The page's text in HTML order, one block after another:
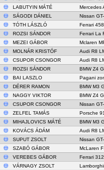
LABUTYIN MÁTÉ
Mercedes
SÁGODI DÁNIEL
Nissan
TÓTH LÁSZLÓ
Ferrari
ROZSI SÁNDOR
Ferrari La
MEZEI GÁBOR
Mclaren
MOLNÁR KRISTÓF
Audi R8
CSUPOR CSONGOR
Audi R8
ROZSI SÁNDOR
BMW Z4
BAI LASZLO
Pagani
DÉRER RAMON
BMW M3
NAGGY VIKTOR
BMW Z4
CSUPOR CSONGOR
Nissan
ZELFEL TAMÁS
Porsche
MIHAJLOVICS MÁTÉ
BMW M3
KOVÁCS ÁDÁM
Audi R8
SUPUT ZSOLT
Nissan
SZABÓ GÁBOR
McLaren
VEREBES GÁBOR
Ferrari
VÁRNAGY ZSOLT